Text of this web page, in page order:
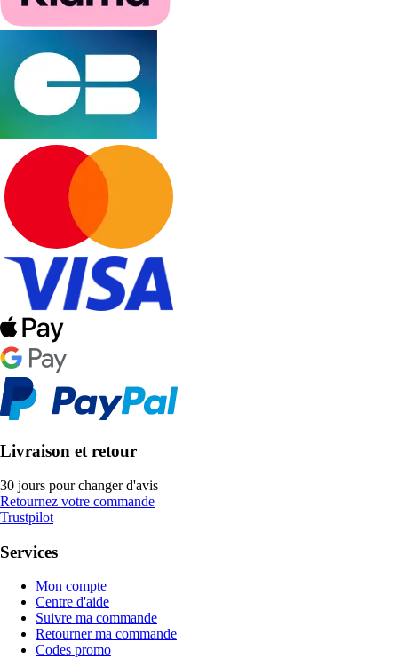
Livraison et retour
30 jours pour changer d'avis
Retournez votre commande
Trustpilot
Services
Mon compte
Centre d'aide
Suivre ma commande
Retourner ma commande
Codes promo